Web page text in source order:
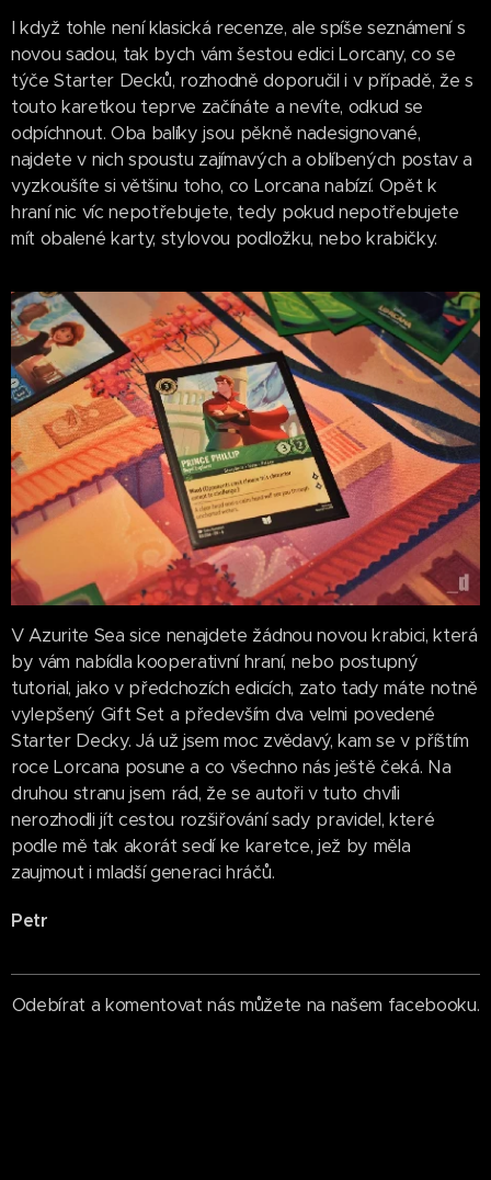
I když tohle není klasická recenze, ale spíše seznámení s
novou sadou, tak bych vám šestou edici Lorcany, co se
týče Starter Decků, rozhodně doporučil i v případě, že s
touto karetkou teprve začínáte a nevíte, odkud se
odpíchnout. Oba balíky jsou pěkně nadesignované,
najdete v nich spoustu zajímavých a oblíbených postav a
vyzkoušíte si většinu toho, co Lorcana nabízí. Opět k
hraní nic víc nepotřebujete, tedy pokud nepotřebujete
mít obalené karty, stylovou podložku, nebo krabičky.
V Azurite Sea sice nenajdete žádnou novou krabici, která
by vám nabídla kooperativní hraní, nebo postupný
tutorial, jako v předchozích edicích, zato tady máte notně
vylepšený Gift Set a především dva velmi povedené
Starter Decky. Já už jsem moc zvědavý, kam se v příštím
roce Lorcana posune a co všechno nás ještě čeká. Na
druhou stranu jsem rád, že se autoři v tuto chvíli
nerozhodli jít cestou rozšiřování sady pravidel, které
podle mě tak akorát sedí ke karetce, jež by měla
zaujmout i mladší generaci hráčů.
Petr
Odebírat a komentovat nás můžete na našem facebooku.